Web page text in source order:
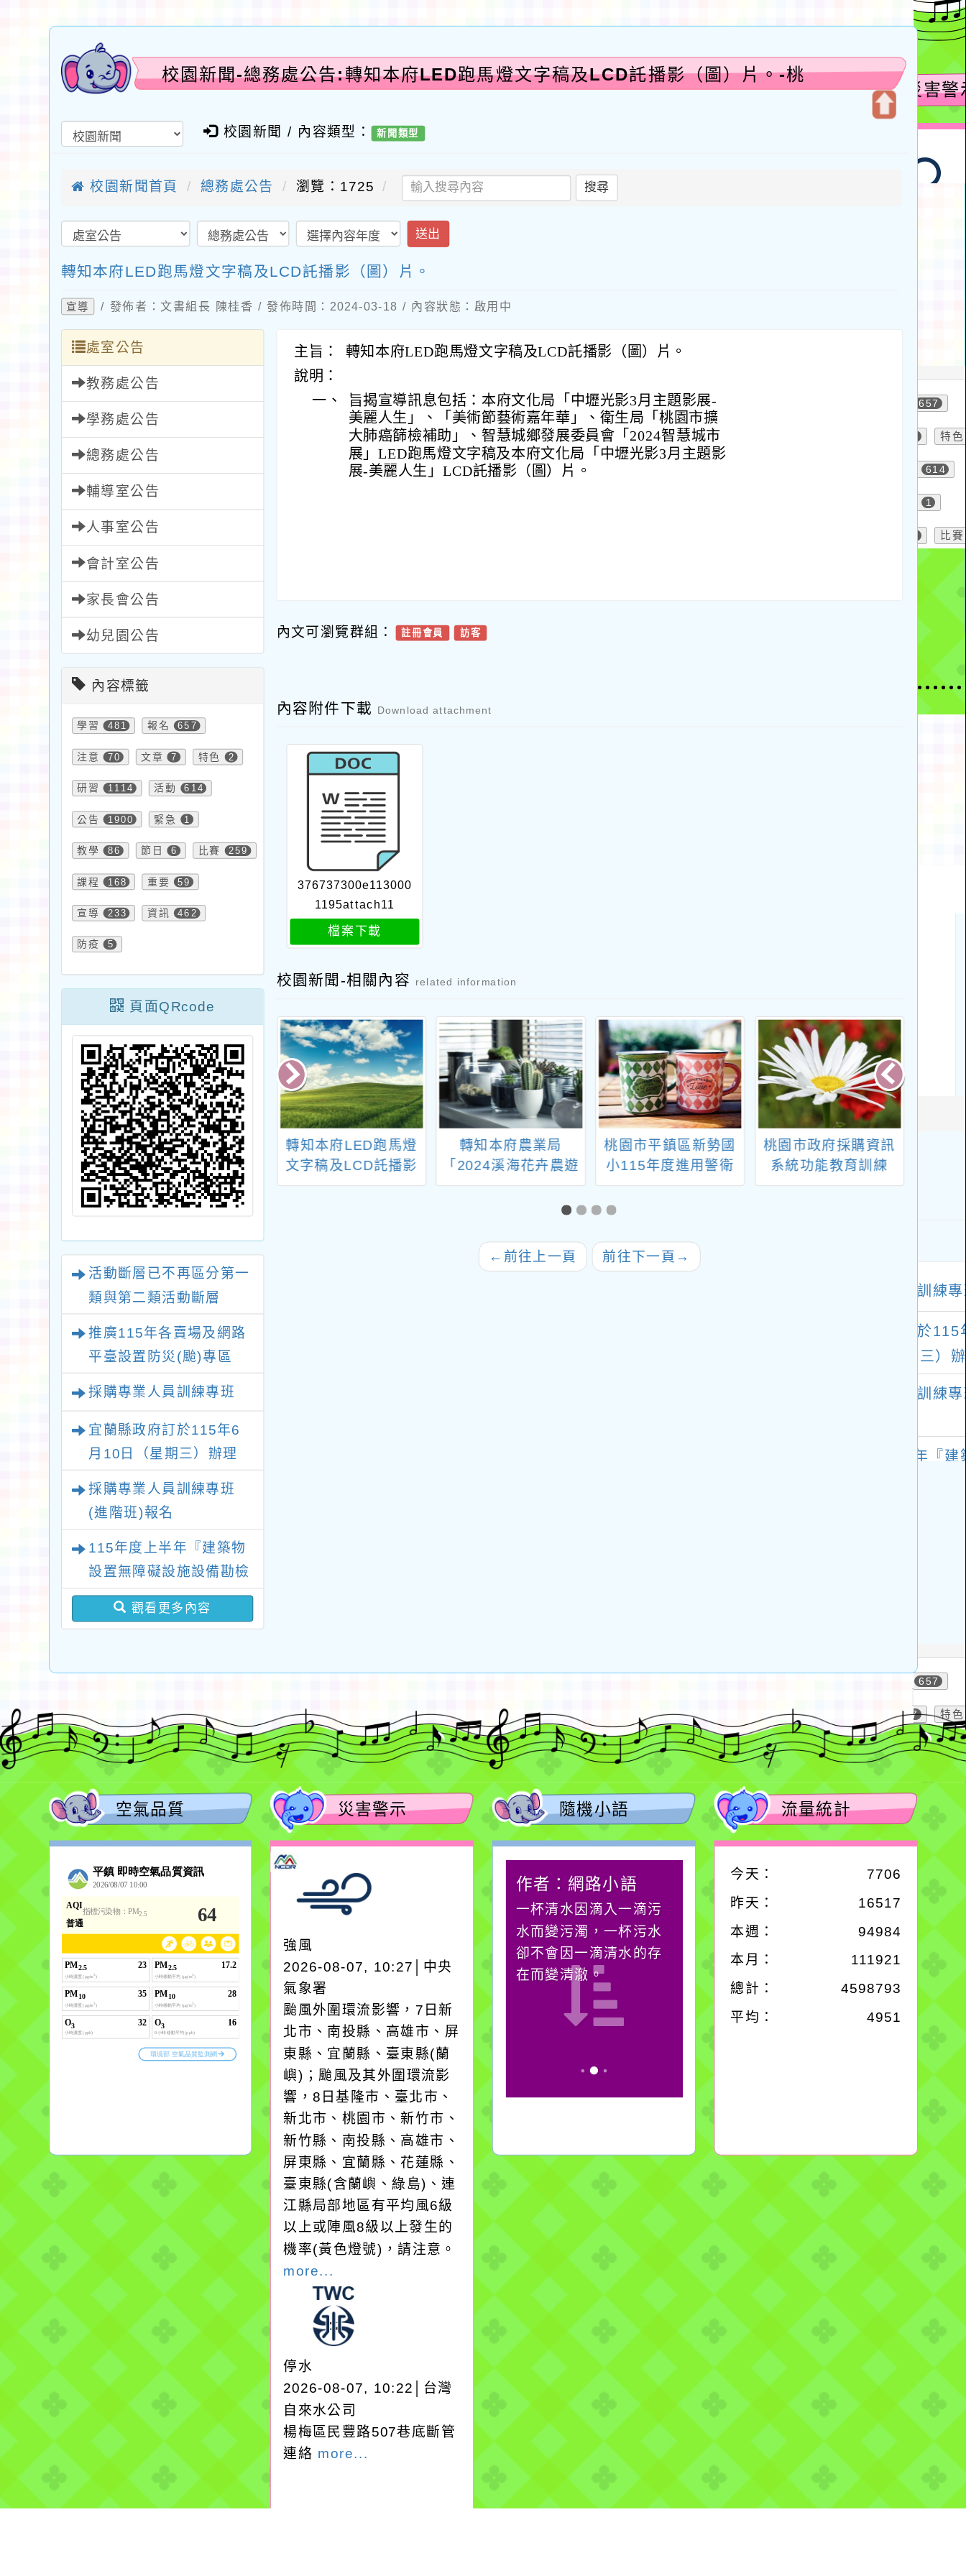
校園新聞-總務處公告:轉知本府LED跑馬燈文字稿及LCD託播影（圖）片。-桃
校園新聞 / 內容類型： 新聞類型
校園新聞首頁 總務處公告 瀏覽：1725 搜尋
送出
轉知本府LED跑馬燈文字稿及LCD託播影（圖）片。
宣導 / 發佈者：文書組長 陳桂香 / 發佈時間：2024-03-18 / 內容狀態：啟用中
處室公告
教務處公告
學務處公告
總務處公告
輔導室公告
人事室公告
會計室公告
家長會公告
幼兒園公告
內容標籤
學習 481 報名 657
注意 70 文章 7 特色 2
研習 1114 活動 614
公告 1900 緊急 1
教學 86 節日 6 比賽 259
課程 168 重要 59
宣導 233 資訊 462
防疫 5
頁面QRcode
活動斷層已不再區分第一
類與第二類活動斷層
推廣115年各賣場及網路
平臺設置防災(颱)專區
採購專業人員訓練專班
宜蘭縣政府訂於115年6
月10日（星期三）辦理
習會
採購專業人員訓練專班
(進階班)報名
115年度上半年『建築物
設置無障礙設施設備勘檢
人員培訓講習班』開始報
名
觀看更多內容
主旨：
轉知本府LED跑馬燈文字稿及LCD託播影（圖）片。
說明：
一、
旨揭宣導訊息包括：本府文化局「中壢光影3月主題影展-
美麗人生」、「美術節藝術嘉年華」、衛生局「桃園市擴
大肺癌篩檢補助」、智慧城鄉發展委員會「2024智慧城市
展」LED跑馬燈文字稿及本府文化局「中壢光影3月主題影
展-美麗人生」LCD託播影（圖）片。
內文可瀏覽群組： 註冊會員 訪客
內容附件下載 Download attachment
376737300e113000
1195attach11
檔案下載
校園新聞-相關內容 related information
換報廢之課桌
公開贈與中
桃園市政府教育局已
開放檔案應用，可提
供檔案閱覽、抄錄及
複製等服務
轉知本府LED跑馬燈
文字稿及LCD託播影
（圖）片。
轉知本府農業局
「2024溪海花卉農遊
趣-花間遊記」LCD託
桃園市平鎮區新勢國
小115年度進用警衛
人員甄選簡章
桃園市政府採購資訊
系統功能教育訓練
← 前往上一頁 前往下一頁 →
空氣品質 災害警示
強風
2026-08-07, 10:27│中央
氣象署
颱風外圍環流影響，7日新
北市、南投縣、高雄市、屏
東縣、宜蘭縣、臺東縣(蘭
嶼)；颱風及其外圍環流影
響，8日基隆市、臺北市、
新北市、桃園市、新竹市、
新竹縣、南投縣、高雄市、
屏東縣、宜蘭縣、花蓮縣、
臺東縣(含蘭嶼、綠島)、連
江縣局部地區有平均風6級
以上或陣風8級以上發生的
機率(黃色燈號)，請注意。
more...
停水
2026-08-07, 10:22│台灣
自來水公司
楊梅區民豐路507巷底斷管
連絡 more...
隨機小語
作者：網路小語
生活是一面鏡子。你對
作者：網路小語
一杯清水因滴入一滴污
水而變污濁，一杯污水
卻不會因一滴清水的存
在而變清澈。
作者：網路小語
在實現理想的路途中，
必須排除一切干擾，特
別是要看清那些美麗的
流量統計
今天： 7706
昨天： 16517
本週：
94984
本月：
111921
總計：
4598793
平均：
4951